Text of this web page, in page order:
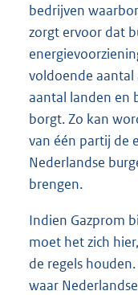
bedrijven
zorgt ervoor dat
voldoende
aantal landen en
borgt. Zo kan
van één partij de
Nederlandse
brengen.
Indien Gazprom
moet het zich
de regels
waar